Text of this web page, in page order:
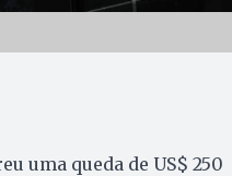
uma queda de US$ 250